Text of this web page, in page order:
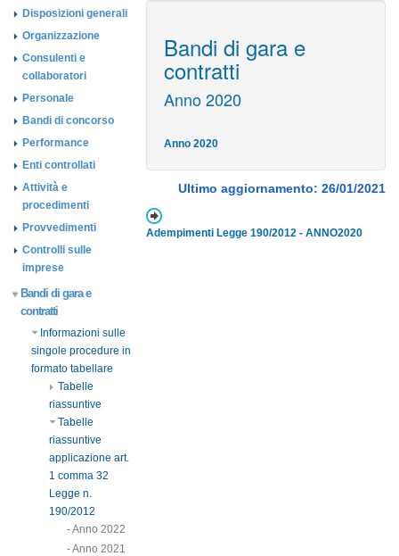
Disposizioni generali
Organizzazione
Consulenti e
collaboratori
Personale
Bandi di concorso
Performance
Enti controllati
Attività e
procedimenti
Provvedimenti
Controlli sulle
imprese
Bandi di gara e
contratti
Informazioni sulle
singole procedure in
formato tabellare
Tabelle
riassuntive
Tabelle
riassuntive
applicazione art.
1 comma 32
Legge n.
190/2012
- Anno 2022
- Anno 2021
Bandi di gara e
contratti
Anno 2020
Anno 2020
Ultimo aggiornamento: 26/01/2021
Adempimenti Legge 190/2012 - ANNO2020